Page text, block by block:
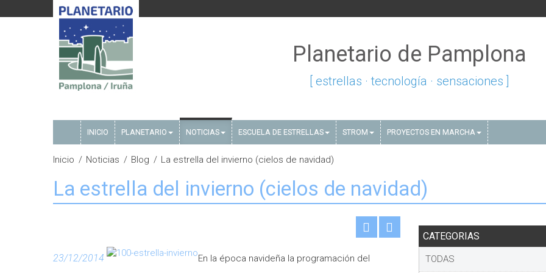
Planetario de Pamplona
[ estrellas · tecnología · sensaciones ]
INICIO PLANETARIO NOTICIAS ESCUELA DE ESTRELLAS STROM PROYECTOS EN MARCHA
Inicio Noticias Blog La estrella del invierno (cielos de navidad)
La estrella del invierno (cielos de navidad)
23/12/2014 En la época navideña la programación del
CATEGORIAS
TODAS